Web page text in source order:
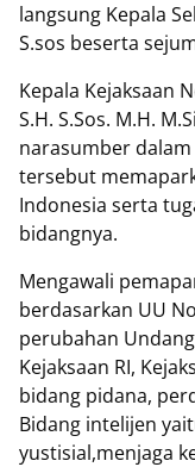
langsung Kepala
S.sos beserta
Kepala Kejaksaan
S.H. S.Sos. M.H.
narasumber
tersebut
Indonesia serta
bidangnya.
Mengawali
berdasarkan UU
perubahan
Kejaksaan RI,
bidang pidana,
Bidang intelijen
yustisial,menjaga